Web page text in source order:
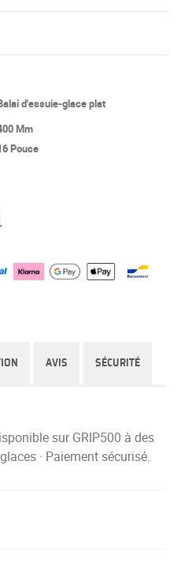
d'essuie-glace plat
Mm
Pouce
AVIS SÉCURITÉ
sur GRIP500 à des
· Paiement sécurisé.